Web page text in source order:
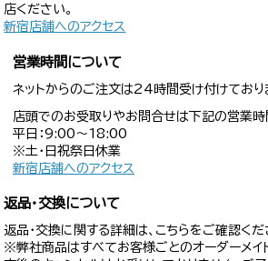
店ください。
新宿店舗へのアクセス
営業時間について
ネットからのご注文は24時間受け付けており
店頭でのお受取りやお問合せは下記の営業時
平日：9:00〜18:00
※土・日祝祭日休業
新宿店舗へのアクセス
返品・交換について
返品・交換に関する詳細は、こちらをご確認くだ
※弊社商品はすべてお客様ごとのオーダーメイ